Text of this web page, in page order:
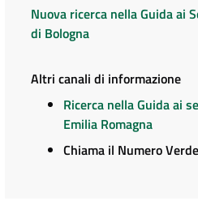
Nuova ricerca nella Guida ai
di Bologna
Altri canali di informazione
Ricerca nella Guida ai
Emilia Romagna
Chiama il Numero